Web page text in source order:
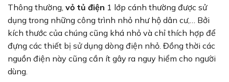
Thông thường, vỏ tủ điện 1 lớp cánh thường được sử
dụng trong những công trình nhỏ như hộ dân cư,… Bởi
kích thước của chúng cũng khá nhỏ và chỉ thích hợp để
đựng các thiết bị sử dụng dòng điện nhỏ. Đồng thời các
nguồn điện này cũng cần ít gây ra nguy hiểm cho người
dùng.